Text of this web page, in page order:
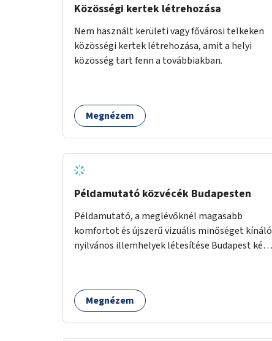
Közösségi kertek létrehozása
Nem használt kerületi vagy fővárosi telkeken
közösségi kertek létrehozása, amit a helyi
közösség tart fenn a továbbiakban.
Megnézem
Példamutató közvécék Budapesten
Példamutató, a meglévőknél magasabb
komfortot és újszerű vizuális minőséget kínáló
nyilvános illemhelyek létesítése Budapest két
fenntartási konstrukció kidolgozása; egyéb
kapcsolt szolgáltatások (pl. ivókút,
Megnézem